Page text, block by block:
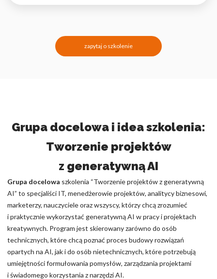
zapytaj o szkolenie
Grupa docelowa i idea szkolenia:
Tworzenie projektów
z generatywną AI
Grupa docelowa szkolenia “Tworzenie projektów z generatywną
AI” to specjaliści IT, menedżerowie projektów, analitycy biznesowi,
marketerzy, nauczyciele oraz wszyscy, którzy chcą zrozumieć
i praktycznie wykorzystać generatywną AI w pracy i projektach
kreatywnych. Program jest skierowany zarówno do osób
technicznych, które chcą poznać proces budowy rozwiązań
opartych na AI, jak i do osób nietechnicznych, które potrzebują
umiejętności formułowania pomysłów, zarządzania projektami
i świadomego korzystania z narzędzi AI.